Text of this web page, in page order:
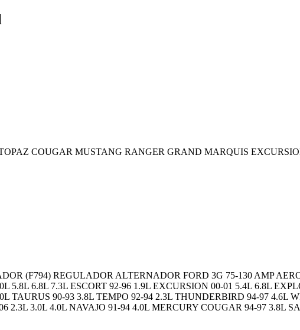
COUGAR MUSTANG RANGER GRAND MARQUIS
(F794) REGULADOR ALTERNADOR FORD 3G 75-130 AMP
5.8L 6.8L 7.3L ESCORT 92-96 1.9L EXCURSION 00-01 5.4L 6.8L
TAURUS 90-93 3.8L TEMPO 92-94 2.3L THUNDERBIRD 94-97
2.3L 3.0L 4.0L NAVAJO 91-94 4.0L MERCURY COUGAR 94-97 3.8L